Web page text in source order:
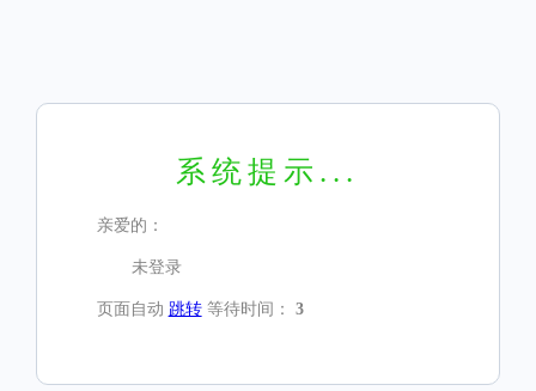
系统提示...
亲爱的：
未登录
页面自动 跳转等待时间： 3